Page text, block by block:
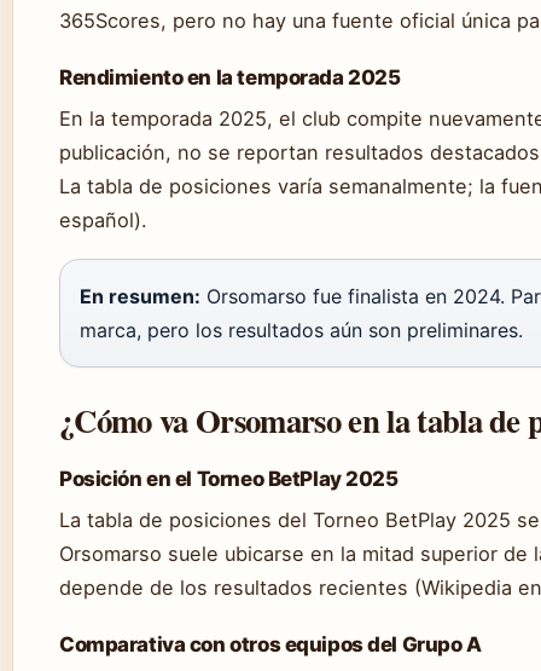
365Scores, pero no hay una fuente oficial única
Rendimiento en la temporada 2025
En la temporada 2025, el club compite
publicación, no se reportan resultados
La tabla de posiciones varía semanalmente; la
español).
En resumen: Orsomarso fue finalista en 2024.
marca, pero los resultados aún son preliminares.
¿Cómo va Orsomarso en la tabla de
Posición en el Torneo BetPlay 2025
La tabla de posiciones del Torneo BetPlay 2025
Orsomarso suele ubicarse en la mitad superior de
depende de los resultados recientes (Wikipedia
Comparativa con otros equipos del Grupo A